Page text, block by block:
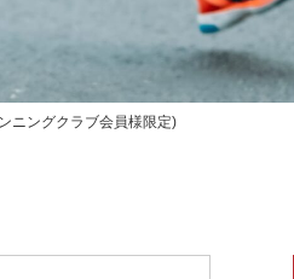
ニングクラブ会員様限定)